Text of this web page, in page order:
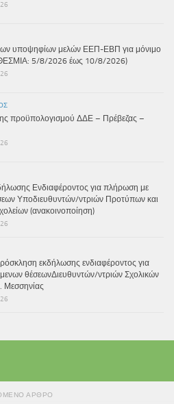
υποψηφίων μελών ΕΕΠ-ΕΒΠ για μόνιμο
5/8/2026 έως 10/8/2026)
προϋπολογισμού ΔΔΕ – Πρέβεζας –
Ενδιαφέροντος για πλήρωση με
Υποδιευθυντών/ντριών Προτύπων και
(ανακοινοποίηση)
εκδήλωσης ενδιαφέροντος για
θέσεωνΔιευθυντών/ντριών Σχολικών
ΆΡΘΡΟ